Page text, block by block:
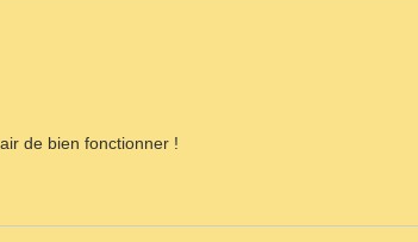
de bien fonctionner !